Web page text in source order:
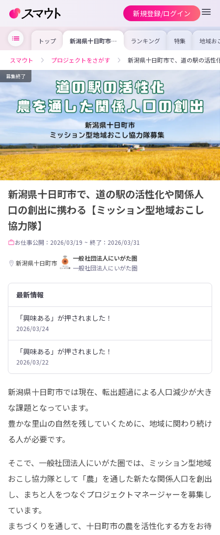
新規登録/ログイン
トップ 新潟県十日町市
で、道の駅の活性
出に携わる【ミッ
ション型地域おこ
し協力隊】
ランキング 特集 地域お
の求
を集め
事内容
を比較
合った
スマウト プロジェクトをさがす 新潟県十日町市で、道の駅の活性
募集終了
新潟県十日町市で、道の駅の活性化や関係人
口の創出に携わる【ミッション型地域おこし
協力隊】
お仕事公開：2026/03/19 ~ 終了：2026/03/31
新潟県十日町市
一般社団法人にいがた圏
一般社団法人にいがた圏
最新情報
「興味ある」が押されました！
2026/03/24
「興味ある」が押されました！
2026/03/22
新潟県十日町市では現在、転出超過による人口減少が大き
な課題となっています。
豊かな里山の自然を残していくために、地域に関わり続け
る人が必要です。
そこで、一般社団法人にいがた圏では、ミッション型地域
おこし協力隊として「農」を通した新たな関係人口を創出
し、まちと人をつなぐプロジェクトマネージャーを募集し
ています。
まちづくりを通して、十日町市の農を活性化する方をお待